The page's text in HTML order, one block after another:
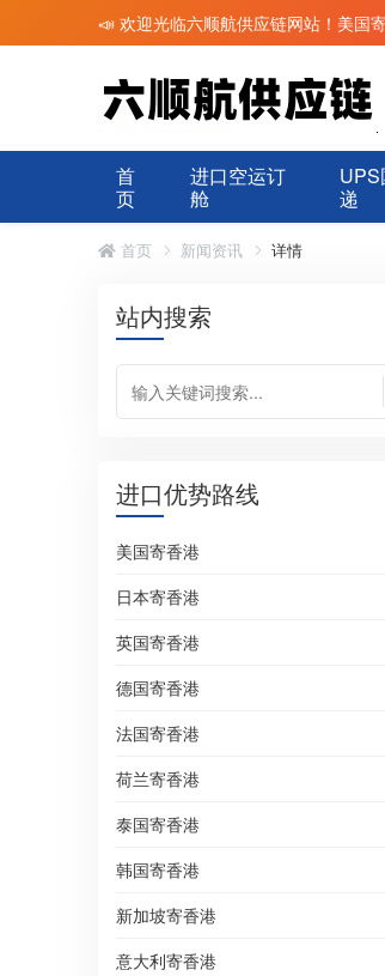
📣 欢迎光临六顺航供应链网站！美国
首
页
进口空运订
舱
递
首页 新闻资讯 详情
站内搜索
进口优势路线
美国寄香港
日本寄香港
英国寄香港
德国寄香港
法国寄香港
荷兰寄香港
泰国寄香港
韩国寄香港
新加坡寄香港
意大利寄香港